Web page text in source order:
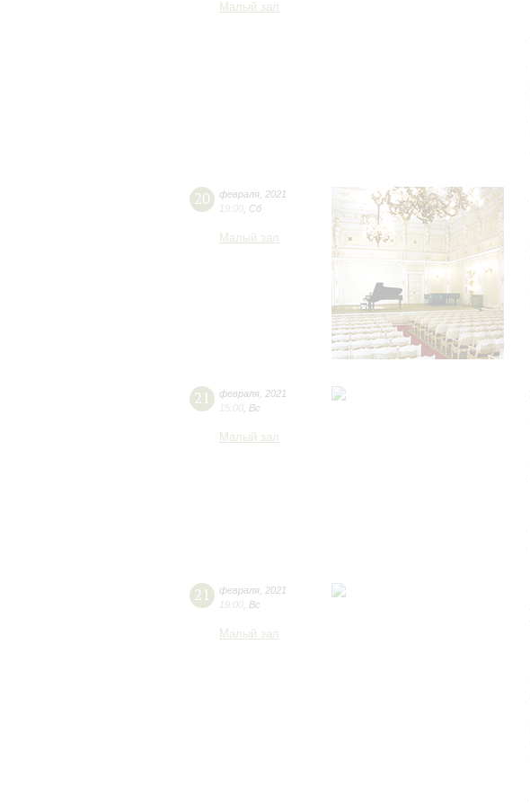
Малый зал
20 февраля 2021
19:00 Сб
Малый зал
21 февраля 2021
15:00 Вс
Малый зал
21 февраля 2021
19:00 Вс
Малый зал